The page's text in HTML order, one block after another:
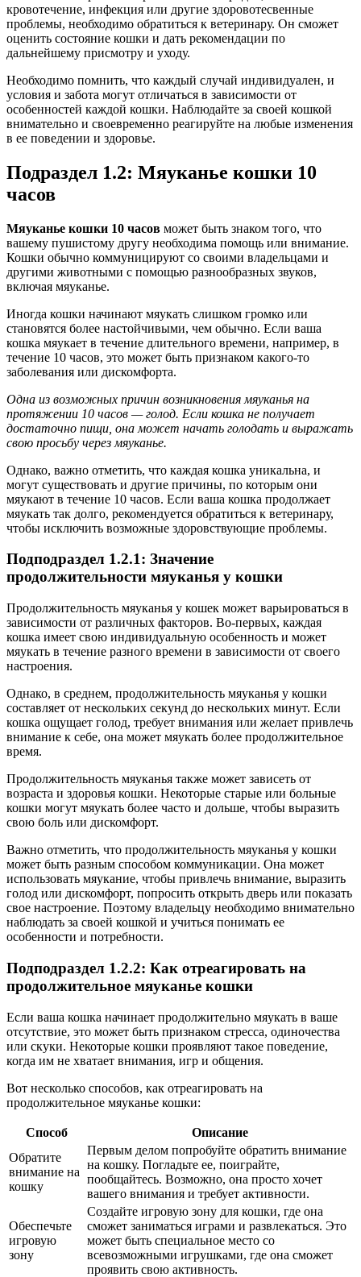
кровотечение, инфекция или другие здоровотесвенные
проблемы, необходимо обратиться к ветеринару. Он сможет
оценить состояние кошки и дать рекомендации по
дальнейшему присмотру и уходу.
Необходимо помнить, что каждый случай индивидуален, и
условия и забота могут отличаться в зависимости от
особенностей каждой кошки. Наблюдайте за своей кошкой
внимательно и своевременно реагируйте на любые изменения
в ее поведении и здоровье.
Подраздел 1.2: Мяуканье кошки 10
часов
Мяуканье кошки 10 часов может быть знаком того, что
вашему пушистому другу необходима помощь или внимание.
Кошки обычно коммуницируют со своими владельцами и
другими животными с помощью разнообразных звуков,
включая мяуканье.
Иногда кошки начинают мяукать слишком громко или
становятся более настойчивыми, чем обычно. Если ваша
кошка мяукает в течение длительного времени, например, в
течение 10 часов, это может быть признаком какого-то
заболевания или дискомфорта.
Одна из возможных причин возникновения мяуканья на
протяжении 10 часов — голод. Если кошка не получает
достаточно пищи, она может начать голодать и выражать
свою просьбу через мяуканье.
Однако, важно отметить, что каждая кошка уникальна, и
могут существовать и другие причины, по которым они
мяукают в течение 10 часов. Если ваша кошка продолжает
мяукать так долго, рекомендуется обратиться к ветеринару,
чтобы исключить возможные здоровствующие проблемы.
Подподраздел 1.2.1: Значение
продолжительности мяуканья у кошки
Продолжительность мяуканья у кошек может варьироваться в
зависимости от различных факторов. Во-первых, каждая
кошка имеет свою индивидуальную особенность и может
мяукать в течение разного времени в зависимости от своего
настроения.
Однако, в среднем, продолжительность мяуканья у кошки
составляет от нескольких секунд до нескольких минут. Если
кошка ощущает голод, требует внимания или желает привлечь
внимание к себе, она может мяукать более продолжительное
время.
Продолжительность мяуканья также может зависеть от
возраста и здоровья кошки. Некоторые старые или больные
кошки могут мяукать более часто и дольше, чтобы выразить
свою боль или дискомфорт.
Важно отметить, что продолжительность мяуканья у кошки
может быть разным способом коммуникации. Она может
использовать мяукание, чтобы привлечь внимание, выразить
голод или дискомфорт, попросить открыть дверь или показать
свое настроение. Поэтому владельцу необходимо внимательно
наблюдать за своей кошкой и учиться понимать ее
особенности и потребности.
Подподраздел 1.2.2: Как отреагировать на
продолжительное мяуканье кошки
Если ваша кошка начинает продолжительно мяукать в ваше
отсутствие, это может быть признаком стресса, одиночества
или скуки. Некоторые кошки проявляют такое поведение,
когда им не хватает внимания, игр и общения.
Вот несколько способов, как отреагировать на
продолжительное мяуканье кошки:
Способ
Описание
Обратите
внимание на
кошку
Первым делом попробуйте обратить внимание
на кошку. Погладьте ее, поиграйте,
пообщайтесь. Возможно, она просто хочет
вашего внимания и требует активности.
Обеспечьте
игровую
зону
Создайте игровую зону для кошки, где она
сможет заниматься играми и развлекаться. Это
может быть специальное место со
всевозможными игрушками, где она сможет
проявить свою активность.